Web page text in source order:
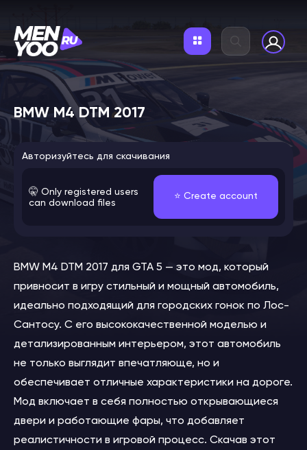
BMW M4 DTM 2017
Авторизуйтесь для скачивания
🤫 Only registered users
can download files
⭐️ Create account
BMW M4 DTM 2017 для GTA 5 — это мод, который
привносит в игру стильный и мощный автомобиль,
идеально подходящий для городских гонок по Лос-
Сантосу. С его высококачественной моделью и
детализированным интерьером, этот автомобиль
не только выглядит впечатляюще, но и
обеспечивает отличные характеристики на дороге.
Мод включает в себя полностью открывающиеся
двери и работающие фары, что добавляет
реалистичности в игровой процесс. Скачав этот